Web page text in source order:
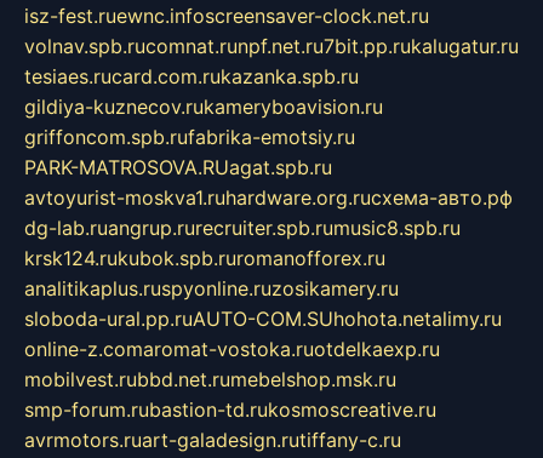
isz-fest.ruewnc.infoscreensaver-clock.net.ru
volnav.spb.rucomnat.runpf.net.ru7bit.pp.rukalugatur.ru
tesiaes.rucard.com.rukazanka.spb.ru
gildiya-kuznecov.rukameryboavision.ru
griffoncom.spb.rufabrika-emotsiy.ru
PARK-MATROSOVA.RUagat.spb.ru
avtoyurist-moskva1.ruhardware.org.ruсхема-авто.рф
dg-lab.ruangrup.rurecruiter.spb.rumusic8.spb.ru
krsk124.rukubok.spb.ruromanofforex.ru
analitikaplus.ruspyonline.ruzosikamery.ru
sloboda-ural.pp.ruAUTO-COM.SUhohota.netalimy.ru
online-z.comaromat-vostoka.ruotdelkaexp.ru
mobilvest.rubbd.net.rumebelshop.msk.ru
smp-forum.rubastion-td.rukosmoscreative.ru
avrmotors.ruart-galadesign.rutiffany-c.ru